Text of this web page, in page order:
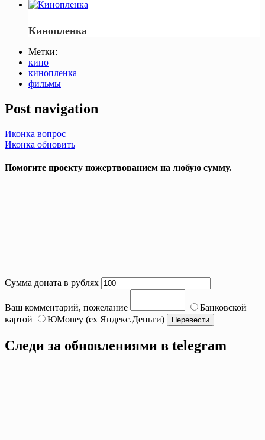
Кинопленка
Метки:
кино
кинопленка
фильмы
Post navigation
Иконка вопрос
Иконка обновить
Помогите проекту пожертвованием на любую сумму.
Сумма доната в рублях
Ваш комментарий, пожелание
Банковской
картой
ЮMoney (ex Яндекс.Деньги)
Следи за обновлениями в telegram